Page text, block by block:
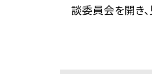
談委員会を開き